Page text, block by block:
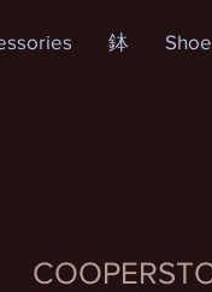
鉢